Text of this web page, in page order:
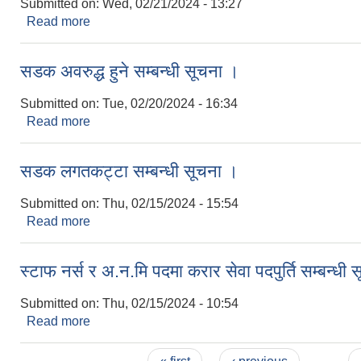
Submitted on: Wed, 02/21/2024 - 13:27
Read more
सडक अवरुद्ध हुने सम्बन्धी सूचना ।
Submitted on: Tue, 02/20/2024 - 16:34
Read more
सडक लगतकट्टा सम्बन्धी सूचना ।
Submitted on: Thu, 02/15/2024 - 15:54
Read more
स्टाफ नर्स र अ.न.मि पदमा करार सेवा पदपुर्ति सम्बन्धी
Submitted on: Thu, 02/15/2024 - 10:54
Read more